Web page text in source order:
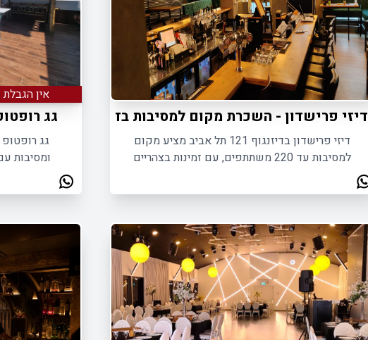
דיזי פרישדון - השכרת מקום למסיבות בדיזנגוף תל אביב
דיזי פרישדון בדיזנגוף 121 תל אביב מציע מקום
למסיבות עד 220 משתתפים, עם זמינות בצהריים
אין
גג
גג
ומסיבות